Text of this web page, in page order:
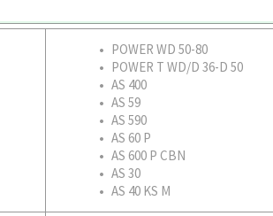
POWER WD 50-80
POWER T WD/D 36-D 50
AS 400
AS 59
AS 590
AS 60 P
AS 600 P CBN
AS 30
AS 40 KS M